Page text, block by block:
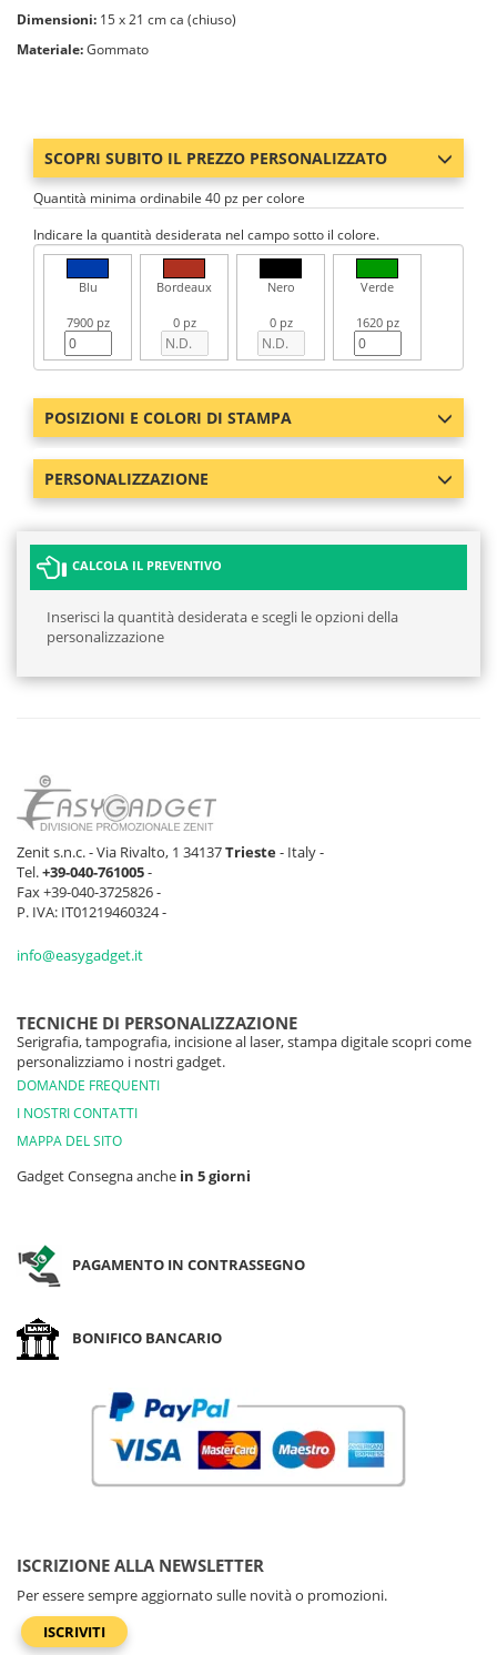
Dimensioni: 15 x 21 cm ca (chiuso)
Materiale:Gommato
SCOPRI SUBITO IL PREZZO PERSONALIZZATO
Quantità minima ordinabile 40 pz per colore
Indicare la quantità desiderata nel campo sotto il colore.
Blu
7900 pz
Bordeaux
0 pz
Nero
0 pz
Verde
1620 pz
POSIZIONI E COLORI DI STAMPA
PERSONALIZZAZIONE
CALCOLA IL PREVENTIVO
Inserisci la quantità desiderata e scegli le opzioni della
personalizzazione
Zenit s.n.c. - Via Rivalto, 1 34137Trieste- Italy -
Tel.+39-040-761005-
Fax +39-040-3725826 -
P. IVA: IT01219460324 -
info@easygadget.it
TECNICHE DI PERSONALIZZAZIONE
Serigrafia, tampografia, incisione al laser, stampa digitale scopri come
personalizziamo i nostri gadget.
DOMANDE FREQUENTI
I NOSTRI CONTATTI
MAPPA DEL SITO
Gadget Consegna anche in 5 giorni
PAGAMENTO IN CONTRASSEGNO
BONIFICO BANCARIO
ISCRIZIONE ALLA NEWSLETTER
Per essere sempre aggiornato sulle novità o promozioni.
ISCRIVITI